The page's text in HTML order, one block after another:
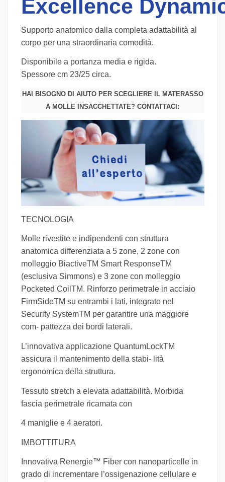
Excellence
Supporto anatomico dalla completa adattabilità al
corpo per una straordinaria comodità.
Disponibile a portanza media e rigida.
Spessore cm 23/25 circa.
HAI BISOGNO DI AIUTO PER SCEGLIERE IL MATERASSO
A MOLLE INSACCHETTATE? CONTATTACI:
TECNOLOGIA
Molle rivestite e indipendenti con struttura
anatomica differenziata a 5 zone, 2 zone con
molleggio BiactiveTM Smart ResponseTM
(esclusiva Simmons) e 3 zone con molleggio
Pocketed CoilTM. Rinforzo perimetrale in acciaio
FirmSideTM su entrambi i lati, integrato nel
Security SystemTM per garantire una maggiore
com- pattezza dei bordi laterali.
L’innovativa applicazione QuantumLockTM
assicura il mantenimento della stabi- lità
ergonomica della struttura.
Tessuto stretch a elevata adattabilità. Morbida
fascia perimetrale ricamata con
4 maniglie e 4 aeratori.
IMBOTTITURA
Innovativa Renergie™ Fiber con nanoparticelle in
grado di incrementare l’ossigenazione cellulare e